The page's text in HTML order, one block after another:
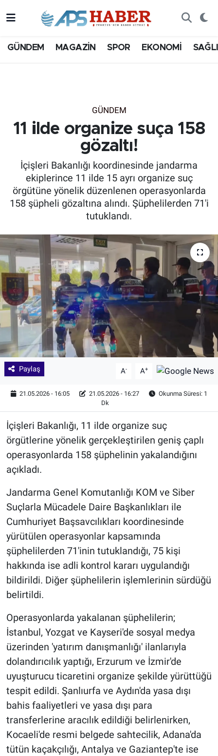
GÜNDEM MAGAZİN SPOR EKONOMİ
GÜNDEM
11 ilde organize suça 158
gözaltı!
İçişleri Bakanlığı koordinesinde jandarma
ekiplerince 11 ilde 15 ayrı organize suç
örgütüne yönelik düzenlenen operasyonlarda
158 şüpheli gözaltına alındı. Şüphelilerden 71'i
tutuklandı.
Paylaş A- A+
21.05.2026 - 16:05 21.05.2026 - 16:27
Okunma Süresi: 1
Dk
İçişleri Bakanlığı, 11 ilde organize suç
örgütlerine yönelik gerçekleştirilen geniş çaplı
operasyonlarda 158 şüphelinin yakalandığını
açıkladı.
Jandarma Genel Komutanlığı KOM ve Siber
Suçlarla Mücadele Daire Başkanlıkları ile
Cumhuriyet Başsavcılıkları koordinesinde
yürütülen operasyonlar kapsamında
şüphelilerden 71'inin tutuklandığı, 75 kişi
hakkında ise adli kontrol kararı uygulandığı
bildirildi. Diğer şüphelilerin işlemlerinin sürdüğü
belirtildi.
Operasyonlarda yakalanan şüphelilerin;
İstanbul, Yozgat ve Kayseri'de sosyal medya
üzerinden 'yatırım danışmanlığı' ilanlarıyla
dolandırıcılık yaptığı, Erzurum ve İzmir'de
uyuşturucu ticaretini organize şekilde yürüttüğü
tespit edildi. Şanlıurfa ve Aydın'da yasa dışı
bahis faaliyetleri ve yasa dışı para
transferlerine aracılık edildiği belirlenirken,
Kocaeli'de resmi belgede sahtecilik, Adana'da
tütün kaçakçılığı, Antalya ve Gaziantep'te ise